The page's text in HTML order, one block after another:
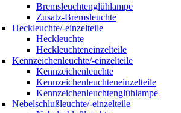
Bremsleuchtenglühlampe
Zusatz-Bremsleuchte
Heckleuchte/-einzelteile
Heckleuchte
Heckleuchteneinzelteile
Kennzeichenleuchte/-einzelteile
Kennzeichenleuchte
Kennzeichenleuchteneinzelteile
Kennzeichenleuchtenglühlampe
Nebelschlußleuchte/-einzelteile